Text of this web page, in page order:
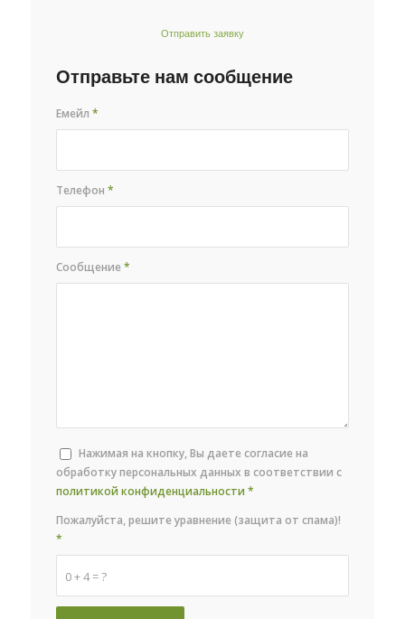
Отправить заявку
Отправьте нам сообщение
Емейл*
Телефон*
Сообщение*
Нажимая на кнопку, Вы даете согласие на
обработку персональных данных в соответствии с
политикой конфиденциальности *
0 + 4 = ?
Пожалуйста, решите уравнение (защита от спама)!
*